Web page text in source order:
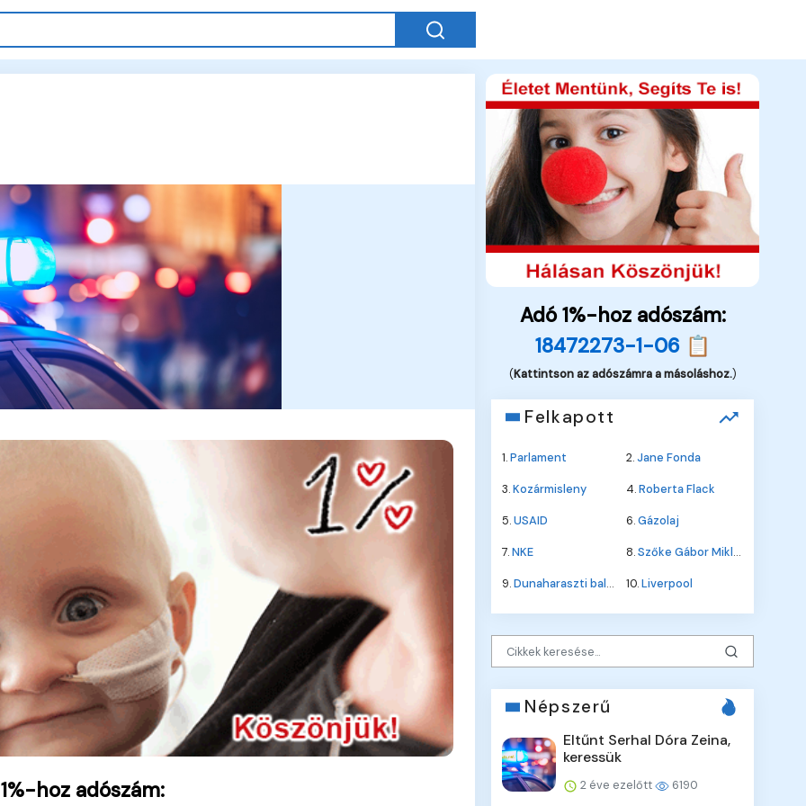
hoz adószám:
Adó 1%-hoz adószám:
18472273-1-06 📋
(Kattintson az adószámra a másoláshoz.)
Felkapott
1.Parlament 2.Jane Fonda
3.Kozármisleny 4.Roberta Flack
5.USAID 6.Gázolaj
7.NKE 8.Szőke Gábor Miklós
9.Dunaharaszti baleset 10.Liverpool
Népszerű
Eltűnt Serhal Dóra Zeina,
keressük
2 éve ezelőtt 6190